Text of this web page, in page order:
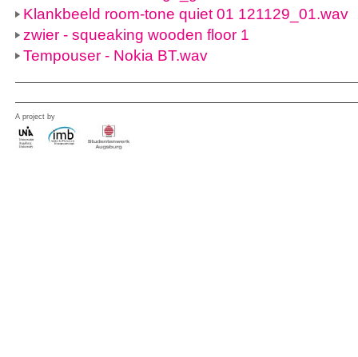
Klankbeeld room-tone quiet 01 121129_01.wav
zwier - squeaking wooden floor 1
Tempouser - Nokia BT.wav
A project by